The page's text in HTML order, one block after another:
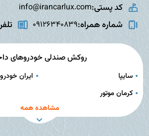
کد پستی:info@irancarlux.com
شماره همراه:09126340839
روکش صندلی خودروهای
سایپا
ایران خودرو
کرمان موتور
مشاهده همه